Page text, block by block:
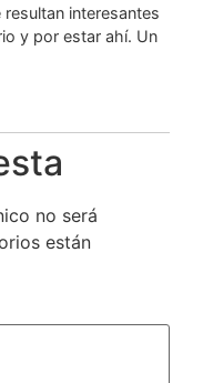
interesantes
y por estar ahí. Un
no será
están